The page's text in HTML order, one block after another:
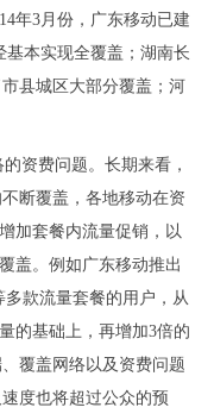
年3月份，广东移动已建
基本实现全覆盖；湖南长
县城区大部分覆盖；河
资费问题。长期来看，
断覆盖，各地移动在资
加套餐内流量促销，以
盖。例如广东移动推出
多款流量套餐的用户，从
的基础上，再增加3倍的
覆盖网络以及资费问题
度也将超过公众的预